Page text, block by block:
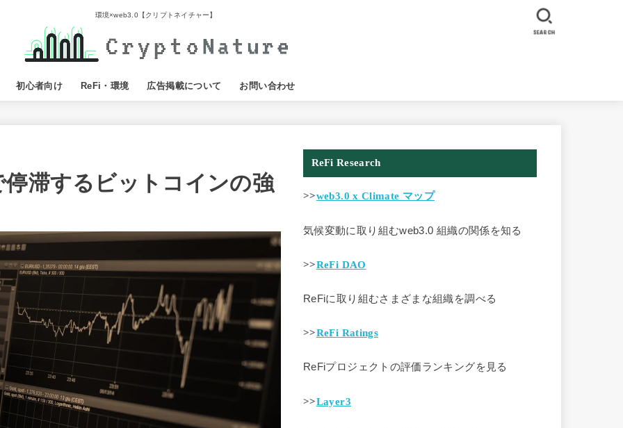
環境×web3.0【クリプトネイチャー】
初心者向け ReFi・環境 広告掲載について お問い合わせ
SEARCH
滞するビットコインの強
ReFi Research
>>web3.0 x Climate マップ
気候変動に取り組むweb3.0 組織の関係を知る
>>ReFi DAO
ReFiに取り組むさまざまな組織を調べる
>>ReFi Ratings
ReFiプロジェクトの評価ランキングを見る
>>Layer3